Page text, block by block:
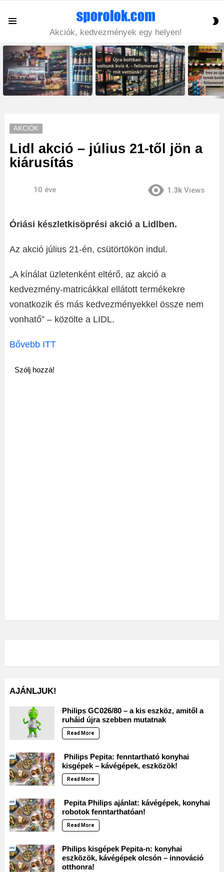
Akciók, kedvezmények egy helyen!
LATEST
STORIES
AKCIÓK
Lidl akció – július 21-től jön a
kiárusítás
10 éve 1.3k Views
Óriási készletkisöprési akció a Lidlben.
Az akció július 21-én, csütörtökön indul.
„A kínálat üzletenként eltérő, az akció a
kedvezmény-matricákkal ellátott termékekre
vonatkozik és más kedvezményekkel össze nem
vonhatő” – közölte a LIDL.
Bővebb ITT
Szólj hozzá!
AJÁNLJUK!
Philips GC026/80 – a kis eszköz, amitől a
ruháid újra szebben mutatnak
Read More
Philips Pepita: fenntartható konyhai
kisgépek – kávégépek, eszközök!
Read More
Pepita Philips ajánlat: kávégépek, konyhai
robotok fenntarthatóan!
Read More
Philips kisgépek Pepita-n: konyhai
eszközök, kávégépek olcsón – innováció
otthonra!